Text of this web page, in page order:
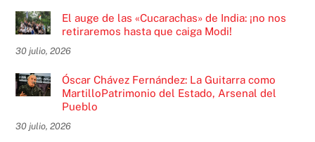
El auge de las «Cucarachas» de India: ¡no nos
retiraremos hasta que caiga Modi!
30 julio, 2026
Óscar Chávez Fernández: La Guitarra como
MartilloPatrimonio del Estado, Arsenal del
Pueblo
30 julio, 2026